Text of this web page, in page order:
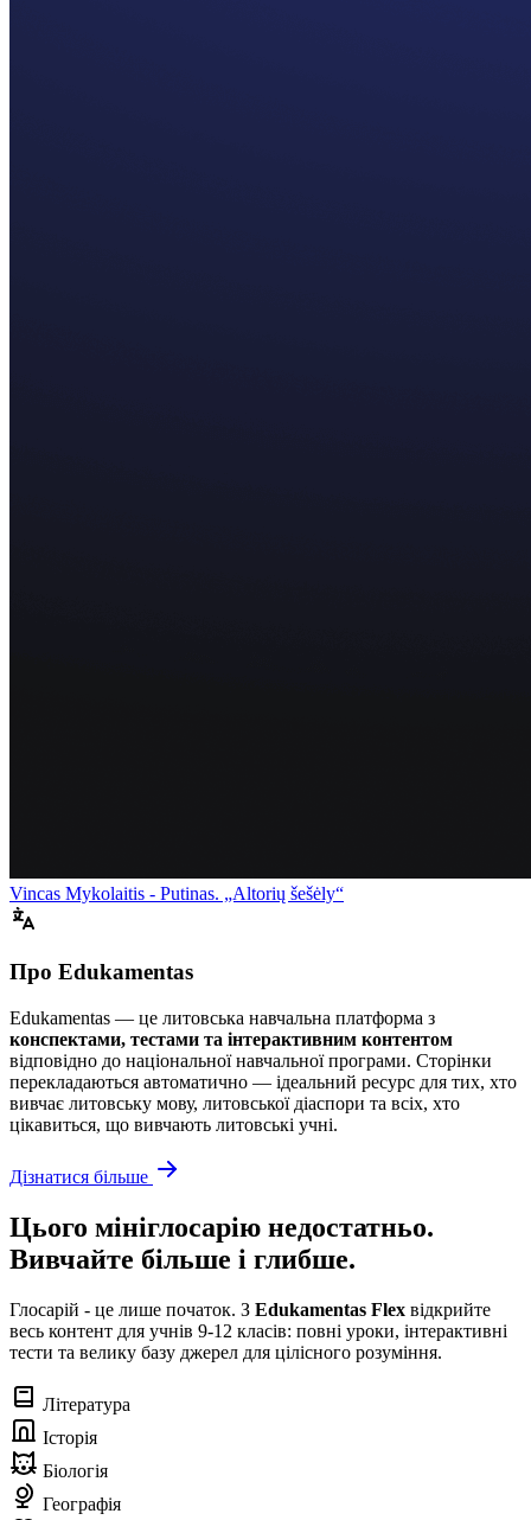
Vincas Mykolaitis - Putinas. „Altorių šešėly“
Про Edukamentas
Edukamentas — це литовська навчальна платформа з
конспектами, тестами та інтерактивним контентом
відповідно до національної навчальної програми. Сторінки
перекладаються автоматично — ідеальний ресурс для тих, хто
вивчає литовську мову, литовської діаспори та всіх, хто
цікавиться, що вивчають литовські учні.
Дізнатися більше
Цього мініглосарію недостатньо.
Вивчайте більше і глибше.
Глосарій - це лише початок. З Edukamentas Flex відкрийте
весь контент для учнів 9-12 класів: повні уроки, інтерактивні
тести та велику базу джерел для цілісного розуміння.
Література
Історія
Біологія
Географія